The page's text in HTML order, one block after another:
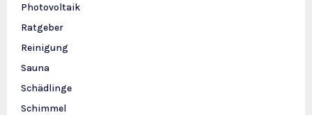
Photovoltaik
Ratgeber
Reinigung
Sauna
Schädlinge
Schimmel